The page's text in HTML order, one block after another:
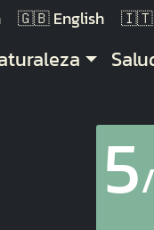
English
5